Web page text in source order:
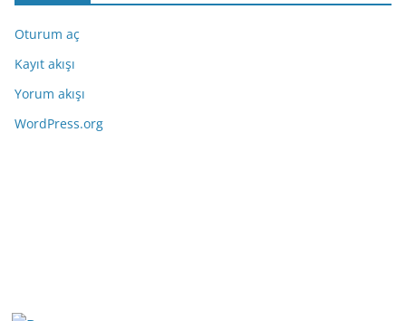
Oturum aç
Kayıt akışı
Yorum akışı
WordPress.org